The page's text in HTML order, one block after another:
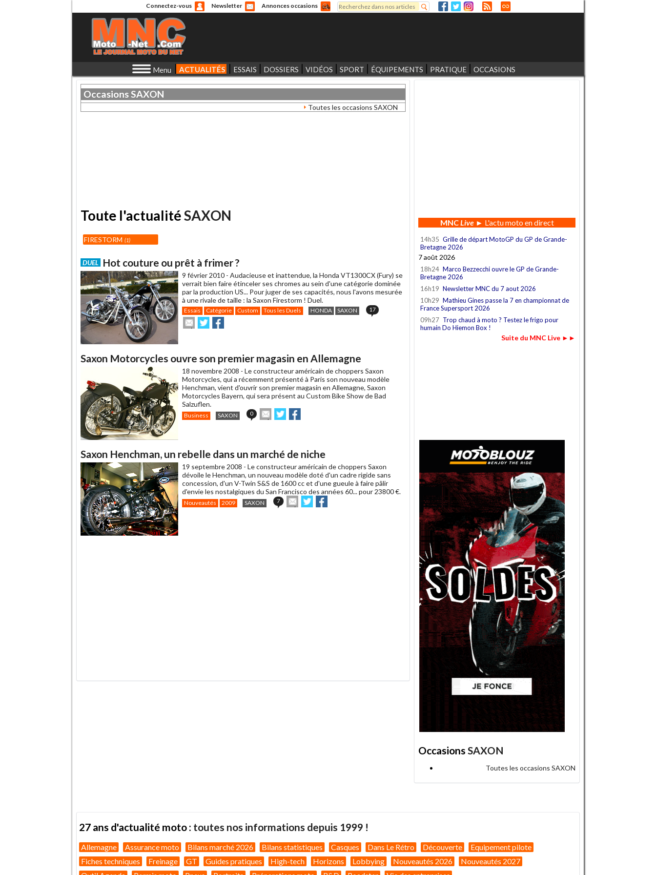
Connectez-vous Newsletter Annonces occasions
Formulaire de recherche
Rechercher
Menu ACTUALITÉS ESSAIS DOSSIERS VIDÉOS SPORT ÉQUIPEMENTS PRATIQUE OCCASIONS
OccasionsSAXON
Toutes les occasions SAXON
Toute l'actualitéSAXON
FIRESTORM 1
DUEL Hot couture ou prêt à frimer ?
9 février 2010 - Audacieuse et inattendue, la Honda VT1300CX (Fury) se
verrait bien faire étinceler ses chromes au sein d'une catégorie dominée
par la production US... Pour juger de ses capacités, nous l'avons mesurée
à une rivale de taille : la Saxon Firestorm ! Duel.
Essais Catégorie Custom Tous les Duels HONDA SAXON 17
Envoyer
cet
ami
Partager
sur
sur
Saxon Motorcycles ouvre son premier magasin en Allemagne
18 novembre 2008 - Le constructeur américain de choppers Saxon
Motorcycles, qui a récemment présenté à Paris son nouveau modèle
Henchman, vient d'ouvrir son premier magasin en Allemagne, Saxon
Motorcycles Bayern, qui sera présent au Custom Bike Show de Bad
Salzuflen.
Business SAXON 0
Envoyer
cet
ami
Partager
sur sur
Saxon Henchman, un rebelle dans un marché de niche
19 septembre 2008 - Le constructeur américain de choppers Saxon
dévoile le Henchman, un nouveau modèle doté d'un cadre rigide sans
concession, d'un V-Twin S&S de 1600 cc et d'une gueule à faire pâlir
d'envie les nostalgiques du San Francisco des années 60... pour 23800 €.
Nouveautés 2009 SAXON 7
Envoyer
cet
Partager
sur sur
MNCLive► L'actu moto en direct
14h35 Grille de départ MotoGP du GP de Grande-
Bretagne 2026
7 août 2026
18h24 Marco Bezzecchi ouvre le GP de Grande-
Bretagne 2026
16h19 Newsletter MNC du 7 aout 2026
10h29 Mathieu Gines passe la 7 en championnat de
France Supersport 2026
09h27 Trop chaud à moto ? Testez le frigo pour
humain Do Hiemon Box !
Suite du MNC Live ►►
Occasions SAXON
Toutes les occasions SAXON
27 ans d'actualité moto : toutes nos informations depuis 1999 !
Allemagne Assurance moto Bilans marché 2026 Bilans statistiques Casques Dans Le Rétro Découverte
Equipement pilote
Fiches techniques
Freinage GT Guides pratiques High-tech Horizons Lobbying Nouveautés 2026
Nouveautés 2027